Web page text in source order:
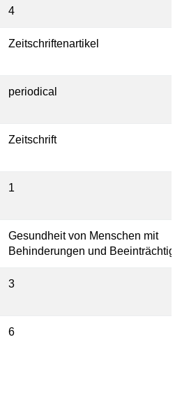
4
Zeitschriftenartikel
periodical
Zeitschrift
1
Gesundheit von Menschen mit
Behinderungen und
3
6